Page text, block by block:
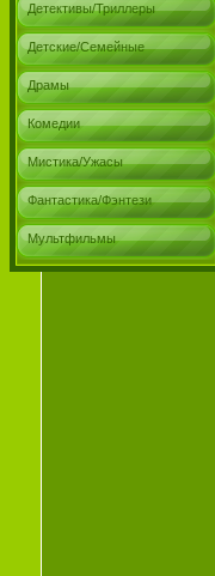
Детективы/Триллеры
Детские/Семейные
Драмы
Комедии
Мистика/Ужасы
Фантастика/Фэнтези
Мультфильмы